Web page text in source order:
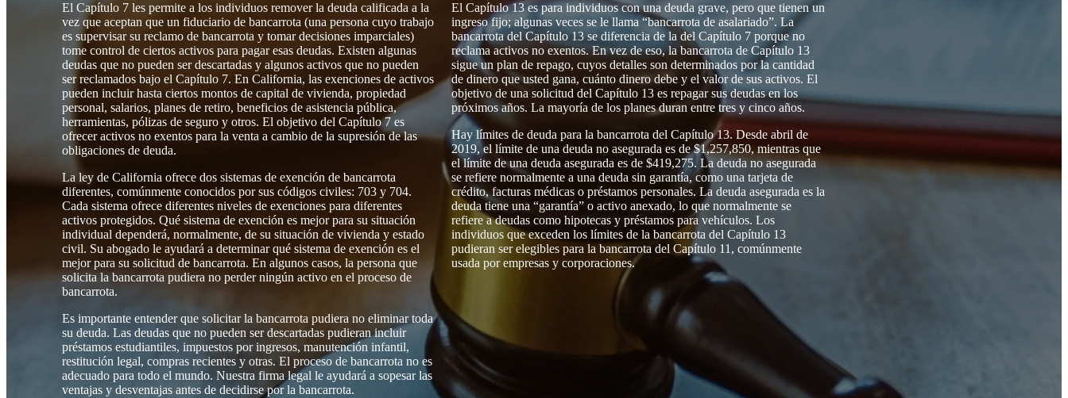
El Capítulo 7 les permite a los individuos remover la deuda calificada a la
vez que aceptan que un fiduciario de bancarrota (una persona cuyo trabajo
es supervisar su reclamo de bancarrota y tomar decisiones imparciales)
tome control de ciertos activos para pagar esas deudas. Existen algunas
deudas que no pueden ser descartadas y algunos activos que no pueden
ser reclamados bajo el Capítulo 7. En California, las exenciones de activos
pueden incluir hasta ciertos montos de capital de vivienda, propiedad
personal, salarios, planes de retiro, beneficios de asistencia pública,
herramientas, pólizas de seguro y otros. El objetivo del Capítulo 7 es
ofrecer activos no exentos para la venta a cambio de la supresión de las
obligaciones de deuda.
La ley de California ofrece dos sistemas de exención de bancarrota
diferentes, comúnmente conocidos por sus códigos civiles: 703 y 704.
Cada sistema ofrece diferentes niveles de exenciones para diferentes
activos protegidos. Qué sistema de exención es mejor para su situación
individual dependerá, normalmente, de su situación de vivienda y estado
civil. Su abogado le ayudará a determinar qué sistema de exención es el
mejor para su solicitud de bancarrota. En algunos casos, la persona que
solicita la bancarrota pudiera no perder ningún activo en el proceso de
bancarrota.
Es importante entender que solicitar la bancarrota pudiera no eliminar toda
su deuda. Las deudas que no pueden ser descartadas pudieran incluir
préstamos estudiantiles, impuestos por ingresos, manutención infantil,
restitución legal, compras recientes y otras. El proceso de bancarrota no es
adecuado para todo el mundo. Nuestra firma legal le ayudará a sopesar las
ventajas y desventajas antes de decidirse por la bancarrota.
El Capítulo 13 es para individuos con una deuda grave, pero que tienen un
ingreso fijo; algunas veces se le llama “bancarrota de asalariado”. La
bancarrota del Capítulo 13 se diferencia de la del Capítulo 7 porque no
reclama activos no exentos. En vez de eso, la bancarrota de Capítulo 13
sigue un plan de repago, cuyos detalles son determinados por la cantidad
de dinero que usted gana, cuánto dinero debe y el valor de sus activos. El
objetivo de una solicitud del Capítulo 13 es repagar sus deudas en los
próximos años. La mayoría de los planes duran entre tres y cinco años.
Hay límites de deuda para la bancarrota del Capítulo 13. Desde abril de
2019, el límite de una deuda no asegurada es de $1,257,850, mientras que
el límite de una deuda asegurada es de $419,275. La deuda no asegurada
se refiere normalmente a una deuda sin garantía, como una tarjeta de
crédito, facturas médicas o préstamos personales. La deuda asegurada es la
deuda tiene una “garantía” o activo anexado, lo que normalmente se
refiere a deudas como hipotecas y préstamos para vehículos. Los
individuos que exceden los límites de la bancarrota del Capítulo 13
pudieran ser elegibles para la bancarrota del Capítulo 11, comúnmente
usada por empresas y corporaciones.